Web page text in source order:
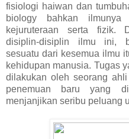
fisiologi haiwan dan
biology bahkan ilmunya
kejuruteraan serta fizik.
disiplin-disiplin ilmu ini,
sesuatu dari kesemua ilmu
kehidupan manusia. Tugas
dilakukan oleh seorang
penemuan baru yang
menjanjikan seribu peluang